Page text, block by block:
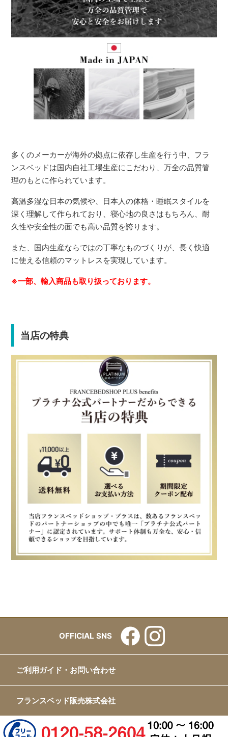
多くのメーカーが海外の拠点に依存し生産を行う中、フラ
ンスベッドは国内自社工場生産にこだわり、万全の品質管
理のもとに作られています。
高温多湿な日本の気候や、日本人の体格・睡眠スタイルを
深く理解して作られており、寝心地の良さはもちろん、耐
久性や安全性の面でも高い品質を誇ります。
また、国内生産ならではの丁寧なものづくりが、長く快適
に使える信頼のマットレスを実現しています。
※一部、輸入商品も取り扱っております。
当店の特典
OFFICIAL SNS
ご利用ガイド・お問い合わせ
フランスベッド販売株式会社